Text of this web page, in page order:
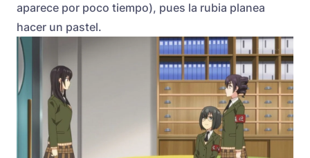
aparece por poco tiempo), pues la rubia planea
hacer un pastel.